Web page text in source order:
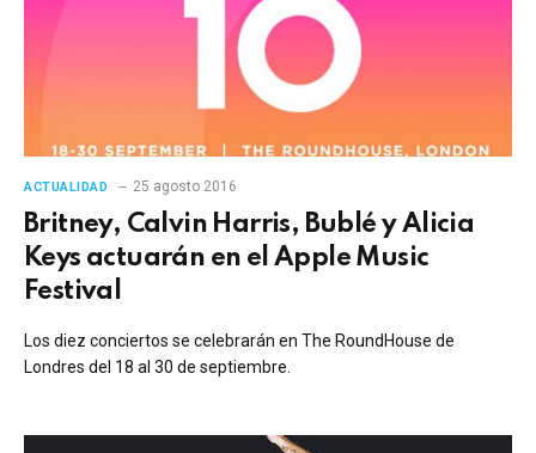
ACTUALIDAD 25 agosto 2016
Britney, Calvin Harris, Bublé y Alicia
Keys actuarán en el Apple Music
Festival
Los diez conciertos se celebrarán en The RoundHouse de
Londres del 18 al 30 de septiembre.